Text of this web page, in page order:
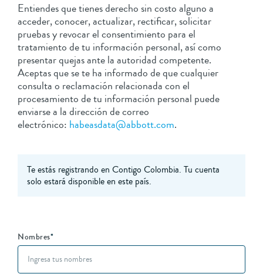
Entiendes que tienes derecho sin costo alguno a
acceder, conocer, actualizar, rectificar, solicitar
pruebas y revocar el consentimiento para el
tratamiento de tu información personal, así como
presentar quejas ante la autoridad competente.
Aceptas que se te ha informado de que cualquier
consulta o reclamación relacionada con el
procesamiento de tu información personal puede
enviarse a la dirección de correo
electrónico: habeasdata@abbott.com.
Te estás registrando en Contigo Colombia. Tu cuenta
solo estará disponible en este país.
Nombres*